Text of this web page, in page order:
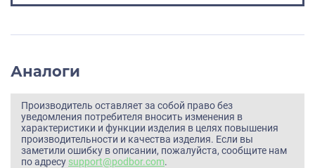
Аналоги
Производитель оставляет за собой право без
уведомления потребителя вносить изменения в
характеристики и функции изделия в целях повышения
производительности и качества изделия. Если вы
заметили ошибку в описании, пожалуйста, сообщите нам
по адресу support@podbor.com.